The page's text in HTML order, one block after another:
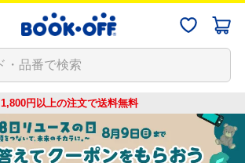
1,800円以上の注文で送料無料